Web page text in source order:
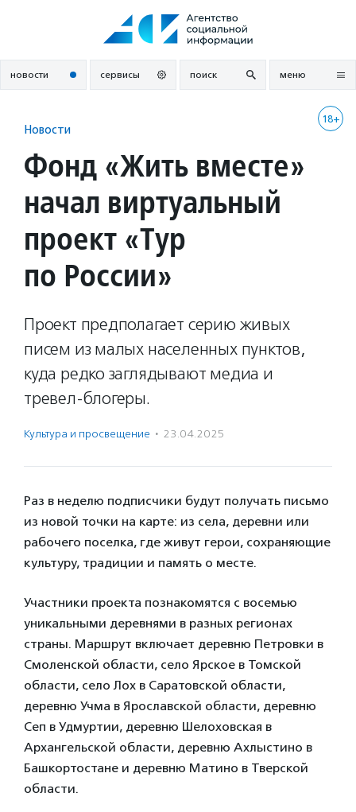
новости сервисы поиск меню
18+
Новости
Фонд «Жить вместе»
начал виртуальный
проект «Тур
по России»
Проект предполагает серию живых
писем из малых населенных пунктов,
куда редко заглядывают медиа и
тревел-блогеры.
Культура и просвещение · 23.04.2025
Раз в неделю подписчики будут получать письмо
из новой точки на карте: из села, деревни или
рабочего поселка, где живут герои, сохраняющие
культуру, традиции и память о месте.
Участники проекта познакомятся с восемью
уникальными деревнями в разных регионах
страны. Маршрут включает деревню Петровки в
Смоленской области, село Ярское в Томской
области, село Лох в Саратовской области,
деревню Учма в Ярославской области, деревню
Сеп в Удмуртии, деревню Шелоховская в
Архангельской области, деревню Ахлыстино в
Башкортостане и деревню Матино в Тверской
области.